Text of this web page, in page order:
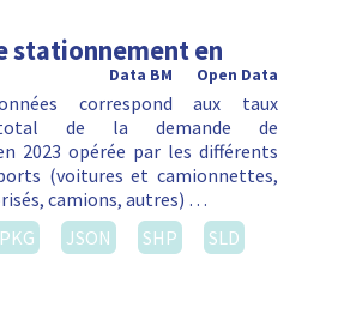
stationnement en
Open Data
Data BM
correspond aux taux
total de la demande de
2023 opérée par les différents
(voitures et camionnettes,
camions, autres) …
JSON SHP
SLD